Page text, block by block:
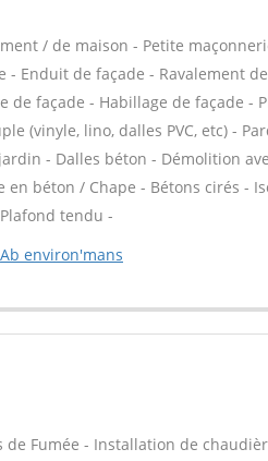
/ de maison - Petite
- Enduit de façade - Ravalement
de façade - Habillage de façade -
(vinyle, lino, dalles PVC, etc) -
- Dalles béton - Démolition
en béton / Chape - Bétons cirés -
tendu -
Ab environ'mans
de Fumée - Installation de